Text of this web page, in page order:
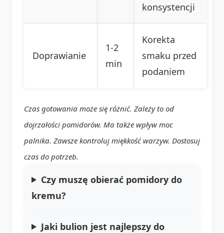
konsystencji
Doprawianie
1-2
min
Korekta
smaku przed
podaniem
Czas gotowania może się różnić. Zależy to od
dojrzałości pomidorów. Ma także wpływ moc
palnika. Zawsze kontroluj miękkość warzyw. Dostosuj
czas do potrzeb.
Czy muszę obierać pomidory do
kremu?
Jaki bulion jest najlepszy do